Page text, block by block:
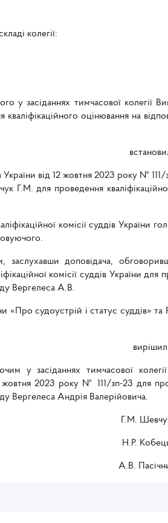
колегії:
засіданнях тимчасової колегії
оцінювання на
України від 12 жовтня 2023 року №
Г.М. для проведення
комісії суддів України
заслухавши доповідача,
комісії суддів України
Вергелеса А.В.
судоустрій і статус суддів» та
у засіданнях тимчасової
жовтня 2023 року № 111/зп-23 для
Вергелеса Андрія Валерійовича.
Н.Р.